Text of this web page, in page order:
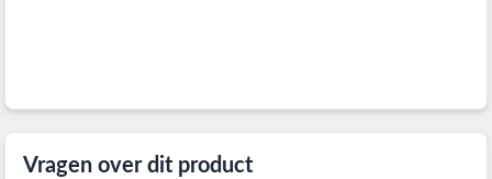
Vragen over dit product